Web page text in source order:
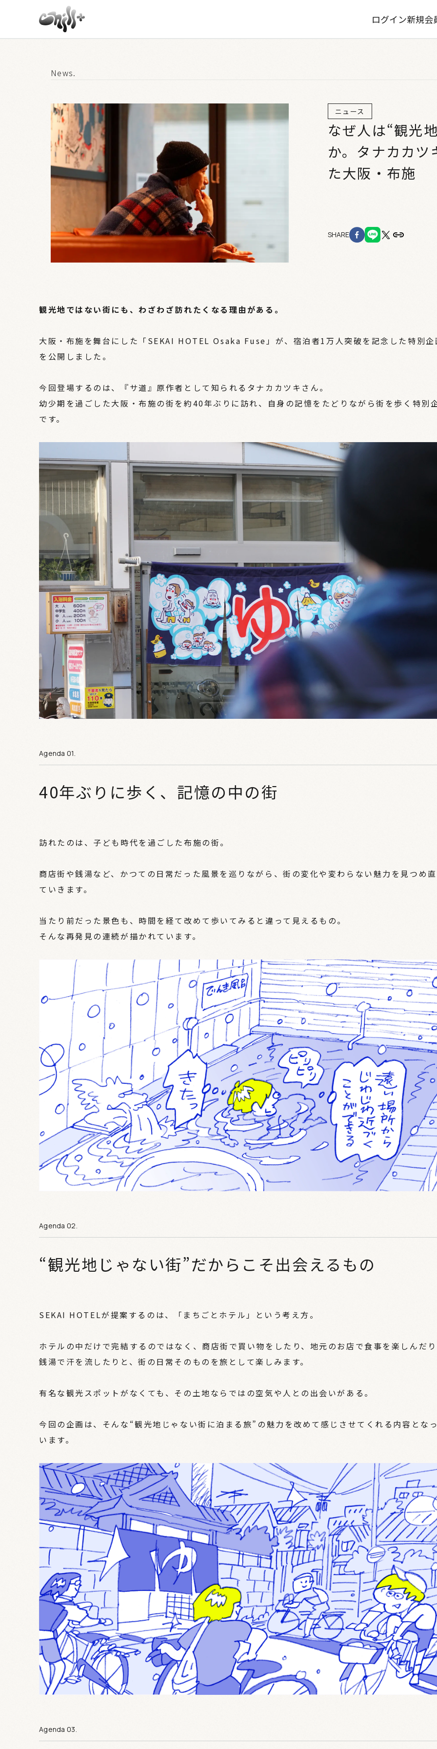
ログイン新規会
News.
ニュース
なぜ人は“観光
か。タナカカ
た大阪・布施
SHARE
観光地ではない街にも、わざわざ訪れたくなる理由がある。
大阪・布施を舞台にした「SEKAI HOTEL Osaka Fuse」が、宿泊者1万人突破を記念した特別企
を公開しました。
今回登場するのは、『サ道』原作者として知られるタナカカツキさん。
幼少期を過ごした大阪・布施の街を約40年ぶりに訪れ、自身の記憶をたどりながら街を歩く特別
です。
40年ぶりに歩く、記憶の中の街
訪れたのは、子ども時代を過ごした布施の街。
商店街や銭湯など、かつての日常だった風景を巡りながら、街の変化や変わらない魅力を見つめ
ていきます。
当たり前だった景色も、時間を経て改めて歩いてみると違って見えるもの。
そんな再発見の連続が描かれています。
“観光地じゃない街”だからこそ出会えるもの
SEKAI HOTELが提案するのは、「まちごとホテル」という考え方。
ホテルの中だけで完結するのではなく、商店街で買い物をしたり、地元のお店で食事を楽しんだ
銭湯で汗を流したりと、街の日常そのものを旅として楽しみます。
有名な観光スポットがなくても、その土地ならではの空気や人との出会いがある。
今回の企画は、そんな“観光地じゃない街に泊まる旅”の魅力を改めて感じさせてくれる内容とな
います。